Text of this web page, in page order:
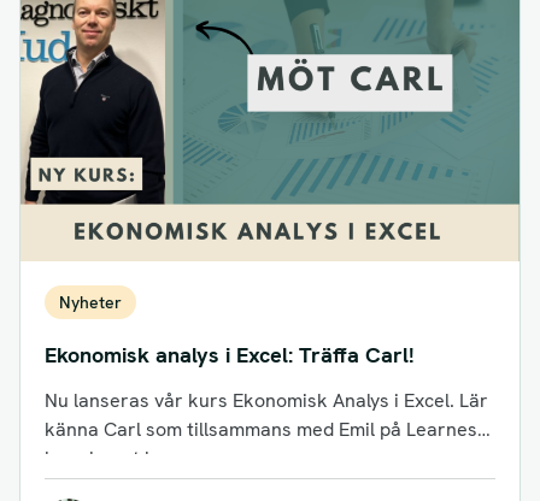
Nyheter
Ekonomisk analys i Excel: Träffa Carl!
Nu lanseras vår kurs Ekonomisk Analys i Excel. Lär
känna Carl som tillsammans med Emil på Learnesy
har skapat kursen.